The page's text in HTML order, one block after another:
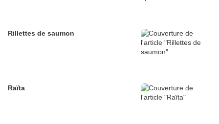
Rillettes de saumon
Raïta